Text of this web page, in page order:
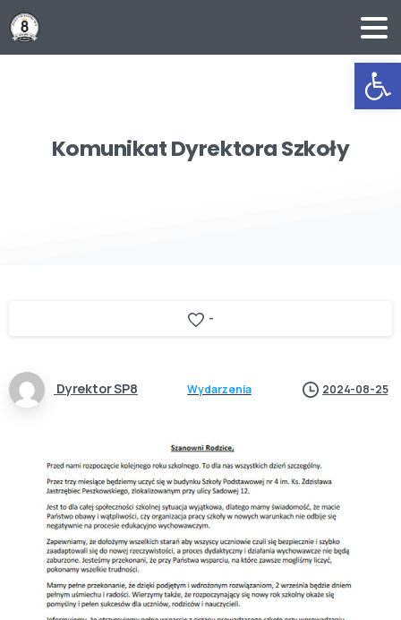
KomunikatDyrektoraSzkoły
-
Dyrektor SP8 Wydarzenia 2024-08-25